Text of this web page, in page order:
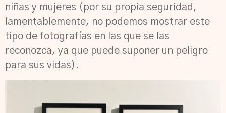
niñas y mujeres (por su propia seguridad,
lamentablemente, no podemos mostrar este
tipo de fotografías en las que se las
reconozca, ya que puede suponer un peligro
para sus vidas).